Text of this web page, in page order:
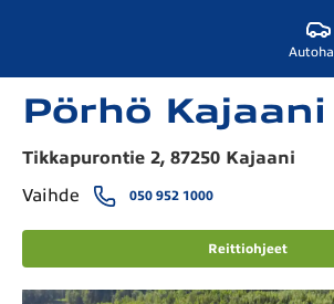
Pörhö Kajaani
Tikkapurontie 2, 87250 Kajaani
Vaihde
050 952 1000
Reittiohjeet